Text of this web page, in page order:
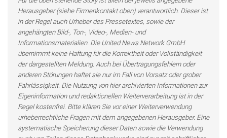
Herausgeber (siehe Firmenkontakt oben) verantwortlich. Dieser ist
in der Regel auch Urheber des Pressetextes, sowie der
angehängten Bild-, Ton-, Video-, Medien- und
Informationsmaterialien. Die United News Network GmbH
übernimmt keine Haftung für die Korrektheit oder Vollständigkeit
der dargestellten Meldung. Auch bei Übertragungsfehlern oder
anderen Störungen haftet sie nur im Fall von Vorsatz oder grober
Fahrlässigkeit. Die Nutzung von hier archivierten Informationen zur
Eigeninformation und redaktionellen Weiterverarbeitung ist in der
Regel kostenfrei. Bitte klären Sie vor einer Weiterverwendung
urheberrechtliche Fragen mit dem angegebenen Herausgeber. Eine
systematische Speicherung dieser Daten sowie die Verwendung